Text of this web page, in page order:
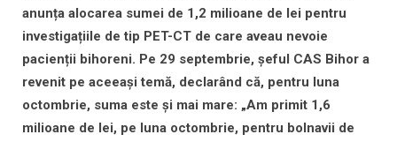
anunța alocarea sumei de 1,2 milioane de lei pentru
investigațiile de tip PET-CT de care aveau nevoie
pacienții bihoreni. Pe 29 septembrie, șeful CAS Bihor a
revenit pe aceeași temă, declarând că, pentru luna
octombrie, suma este și mai mare: „Am primit 1,6
milioane de lei, pe luna octombrie, pentru bolnavii de